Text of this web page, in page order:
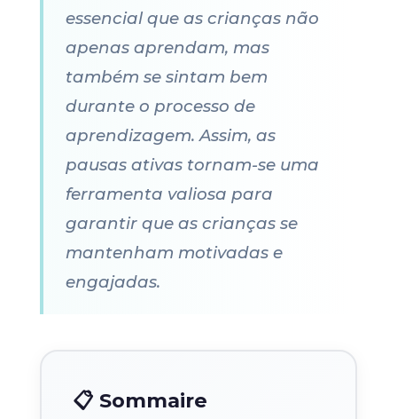
essencial que as crianças não
apenas aprendam, mas
também se sintam bem
durante o processo de
aprendizagem. Assim, as
pausas ativas tornam-se uma
ferramenta valiosa para
garantir que as crianças se
mantenham motivadas e
engajadas.
📋 Sommaire